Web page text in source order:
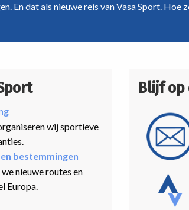
En dat als nieuwe reis van Vasa Sport. Hoe
wij sportieve
bestemmingen
nieuwe routes en
Europa.
Blijf op